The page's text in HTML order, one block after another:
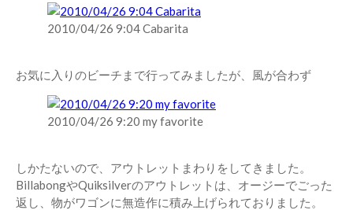
2010/04/26 9:04 Cabarita
お気に入りのビーチまで行ってみましたが、風が合わず
2010/04/26 9:20 my favorite
しかたないので、アウトレットまわりをしてきました。
BillabongやQuiksilverのアウトレットは、オージーでごった
返し、物がワゴンに無造作に積み上げられておりました。